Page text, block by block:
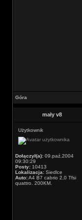
Góra
mały v8
Użytkownik
Dołączył(a): 09.paź.2004
09:30:29
Posty: 10413
Lokalizacja: Siedlce
Auto:A4 B7 cabrio 2,0 Tfsi
quattro. 200KM.